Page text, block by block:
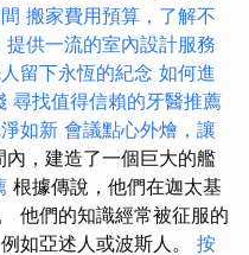
搬家費用預算，了解不
供一流的室內設計服務
留下永恆的紀念 如何進
尋找值得信賴的牙醫推薦
如新 會議點心外燴，讓
內，建造了一個巨大的艦
根據傳說，他們在迦太基
他們的知識經常被征服的
如亞述人或波斯人。 按